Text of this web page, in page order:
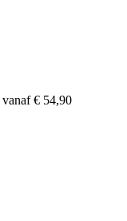
vanaf € 54,90